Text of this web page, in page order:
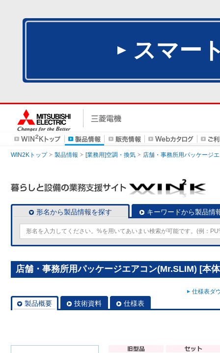
スマー
WIN2Kトップ 製品情報 [業務用]空調・換気 店舗・事務所用パッケージ
形名から製品情報を探す キーワードから製品情
店舗・事務所用パッケージエアコン(Mr.SLIM) [本
仕様表ダ
製品概要 技術資料 仕様表